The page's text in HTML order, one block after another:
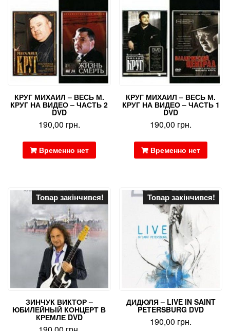
КРУГ МИХАИЛ – ВЕСЬ М.
КРУГ НА ВИДЕО – ЧАСТЬ 2
DVD
190,00 грн.
Временно нет
КРУГ МИХАИЛ – ВЕСЬ М.
КРУГ НА ВИДЕО – ЧАСТЬ 1
DVD
190,00 грн.
Временно нет
Товар закінчився!
ЗИНЧУК ВИКТОР –
ЮБИЛЕЙНЫЙ КОНЦЕРТ В
КРЕМЛЕ DVD
Товар закінчився!
ДИДЮЛЯ – LIVE IN SAINT
PETERSBURG DVD
190,00 грн.